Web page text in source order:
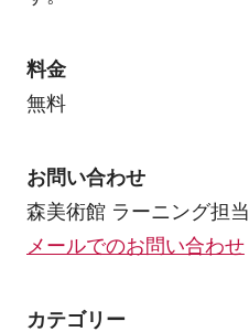
料金
無料
お問い合わせ
森美術館 ラーニング担当
メールでのお問い合わせ
カテゴリー